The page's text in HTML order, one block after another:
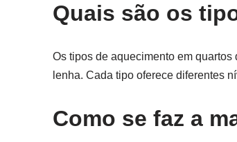
Quais são os
Os tipos de aquecimento em
lenha. Cada tipo oferece diferentes
Como se faz a